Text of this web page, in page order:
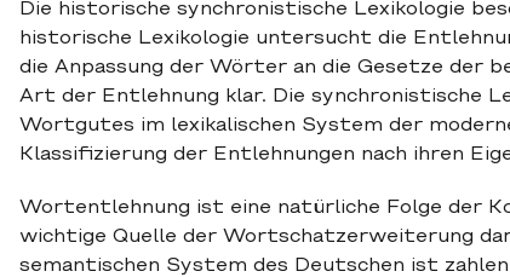
Die historische synchronistische Lexikologie
historische Lexikologie untersucht die
die Anpassung der Wörter an die Gesetze der
Art der Entlehnung klar. Die synchronistische
Wortgutes im lexikalischen System der
Klassifizierung der Entlehnungen nach ihren
Wortentlehnung ist eine natürliche Folge der
wichtige Quelle der Wortschatzerweiterung
semantischen System des Deutschen ist